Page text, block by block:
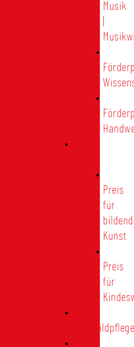
Musik
Preis
für
Kunst
Preis
für
Stadtbildpflege